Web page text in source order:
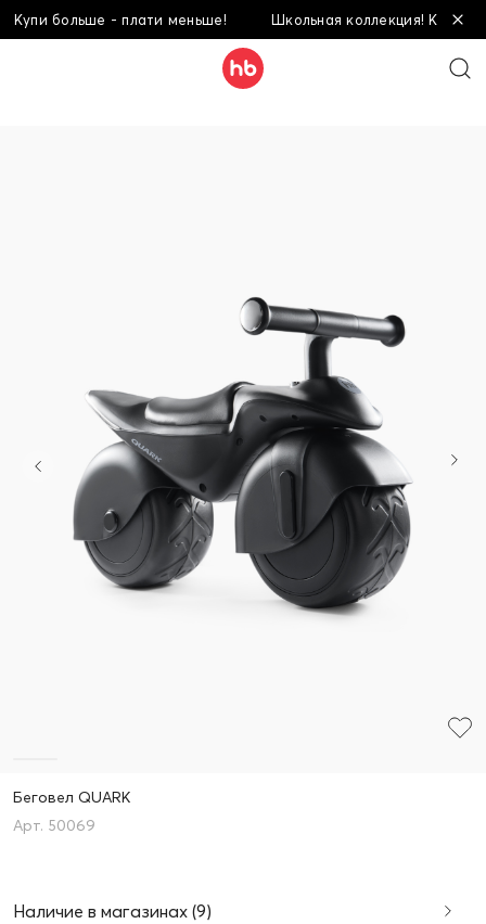
больше - плати меньше! Школьная коллекция! Купи
Беговел QUARK
50069
Наличие в магазинах (9)